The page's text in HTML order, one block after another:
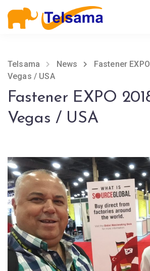
Telsama News
Fastener
Vegas / USA
Fastener EXPO
Vegas / USA